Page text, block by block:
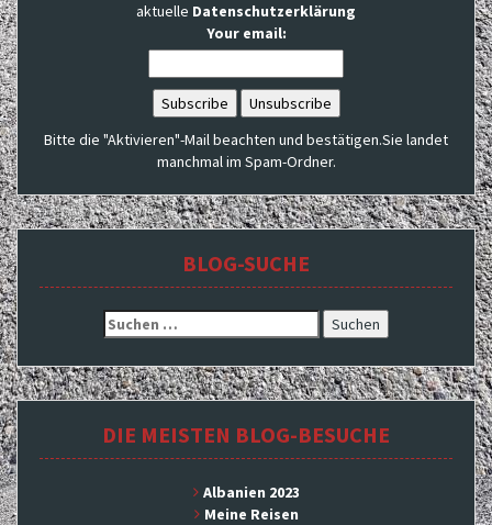
aktuelle Datenschutzerklärung
Your email:
Bitte die "Aktivieren"-Mail beachten und bestätigen.Sie landet
manchmal im Spam-Ordner.
BLOG-SUCHE
Suchen
nach:
DIE MEISTEN BLOG-BESUCHE
Albanien 2023
Meine Reisen